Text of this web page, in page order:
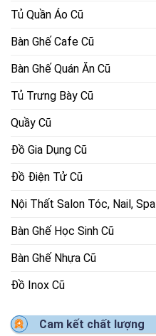
Tủ Quần Áo Cũ
Bàn Ghế Cafe Cũ
Bàn Ghế Quán Ăn Cũ
Tủ Trưng Bày Cũ
Quầy Cũ
Đồ Gia Dụng Cũ
Đồ Điện Tử Cũ
Nội Thất Salon Tóc, Nail, Spa
Bàn Ghế Học Sinh Cũ
Bàn Ghế Nhựa Cũ
Đồ Inox Cũ
Cam kết chất lượng